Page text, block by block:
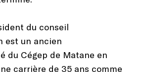
du conseil
est un ancien
du Cégep de Matane en
carrière de 35 ans comme